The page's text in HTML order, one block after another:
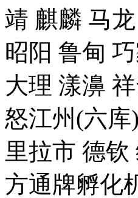
靖 麒麟 马
昭阳 鲁甸
大理 漾濞
怒江州(六
里拉市 德
方通牌孵化